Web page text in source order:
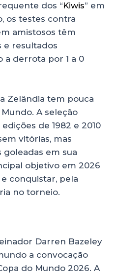
dos “Kiwis” em
os testes contra
amistosos têm
e resultados
a derrota por 1 a 0
Zelândia tem pouca
A seleção
de 1982 e 2010
vitórias, mas
em sua
objetivo em 2026
conquistar, pela
no torneio.
Darren Bazeley
a convocação
do Mundo 2026. A